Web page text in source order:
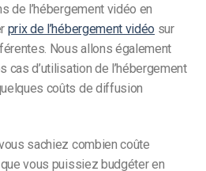
de l’hébergement vidéo en
prix de l’hébergement vidéo sur
Nous allons également
cas d’utilisation de l’hébergement
coûts de diffusion
sachiez combien coûte
vous puissiez budgéter en